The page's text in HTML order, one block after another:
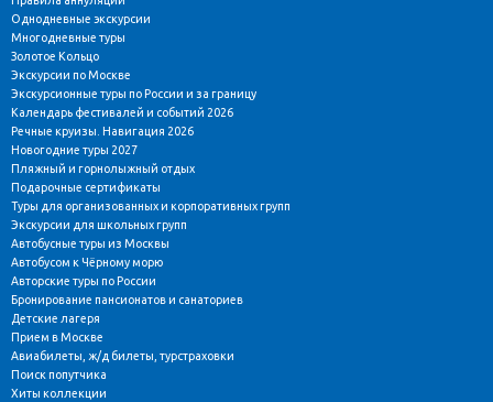
Однодневные экскурсии
Многодневные туры
Золотое Кольцо
Экскурсии по Москве
Экскурсионные туры по России и за границу
Календарь фестивалей и событий 2026
Речные круизы. Навигация 2026
Новогодние туры 2027
Пляжный и горнолыжный отдых
Подарочные сертификаты
Туры для организованных и корпоративных групп
Экскурсии для школьных групп
Автобусные туры из Москвы
Автобусом к Чёрному морю
Авторские туры по России
Бронирование пансионатов и санаториев
Детские лагеря
Прием в Москве
Авиабилеты, ж/д билеты, турстраховки
Поиск попутчика
Хиты коллекции